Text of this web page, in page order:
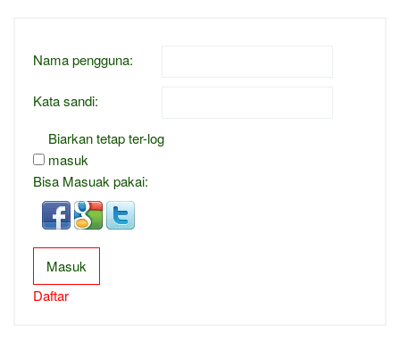
Nama pengguna:
Kata sandi:
Biarkan tetap ter-log
masuk
Bisa Masuak pakai:
Masuk
Daftar